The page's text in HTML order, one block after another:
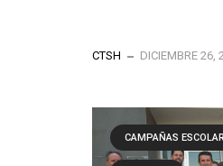
CTSH DICIEMBRE 26,
CAMPAÑAS